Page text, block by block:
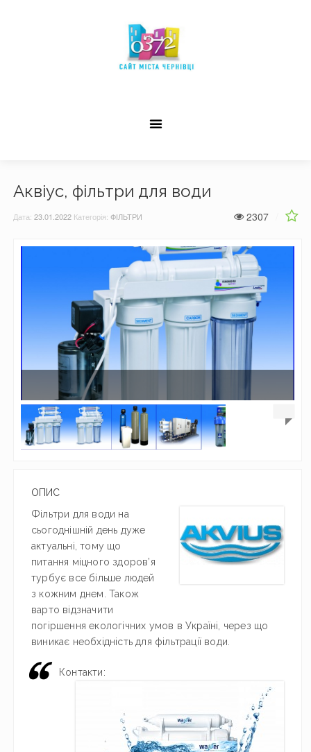
Аквіус, фільтри для води
Дата: 23.01.2022 Категорія: ФІЛЬТРИ 2307
ОПИС
Фільтри для води на
сьогоднішній день дуже
актуальні,тому що
питання міцного здоров’я
турбує все більше людей
з кожним днем. Також
варто відзначити
погіршення екологічних умов в Україні, через що
виникає необхідність для фільтрації води.
Контакти: